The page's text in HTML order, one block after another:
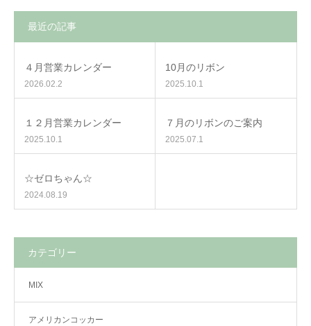
最近の記事
４月営業カレンダー
2026.02.2
10月のリボン
2025.10.1
１２月営業カレンダー
2025.10.1
７月のリボンのご案内
2025.07.1
☆ゼロちゃん☆
2024.08.19
カテゴリー
MIX
アメリカンコッカー